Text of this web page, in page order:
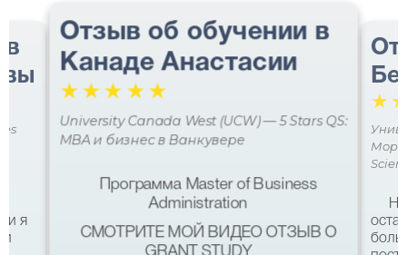
в
я
и
Отзыв об обучении в
Канаде Анастасии
☆☆☆ ☆☆
University Canada West (UCW) — 5 Stars QS:
MBA и бизнес в Ванкувере
Программа Master of Business
Administration
СМОТРИТЕ МОЙ ВИДЕО ОТЗЫВ О
GRANT STUDY
☆
Мора